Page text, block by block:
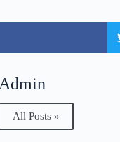
Admin
All Posts »